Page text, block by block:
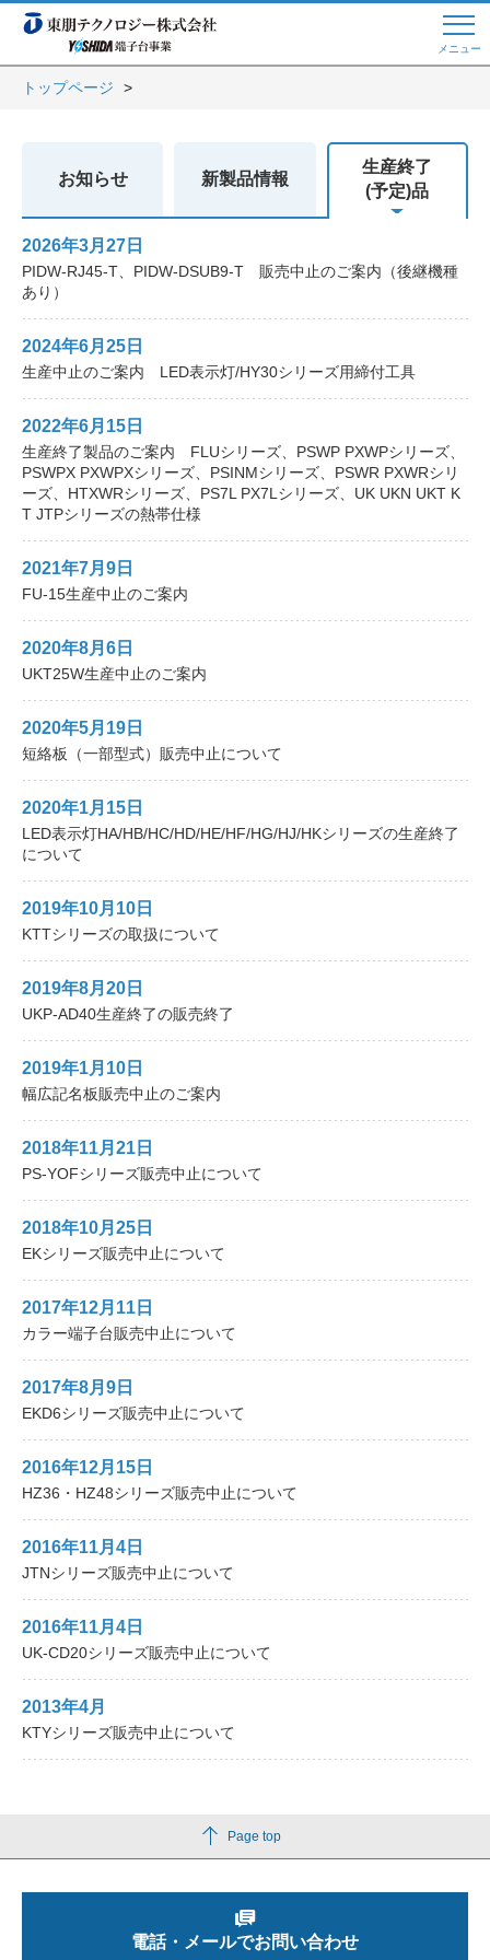
メニュー
よくある質問
会員登録
品質への取り組み
トップページ
お知らせ 新製品情報
生産終了
(予定)品
2026年3月27日
PIDW-RJ45-T、PIDW-DSUB9-T 販売中止のご案内（後継機種
あり）
2024年6月25日
生産中止のご案内 LED表示灯/HY30シリーズ用締付工具
2022年6月15日
生産終了製品のご案内 FLUシリーズ、PSWP PXWPシリーズ、
PSWPX PXWPXシリーズ、PSINMシリーズ、PSWR PXWRシリ
ーズ、HTXWRシリーズ、PS7L PX7Lシリーズ、UK UKN UKT K
T JTPシリーズの熱帯仕様
2021年7月9日
FU-15生産中止のご案内
2020年8月6日
UKT25W生産中止のご案内
2020年5月19日
短絡板（一部型式）販売中止について
2020年1月15日
LED表示灯HA/HB/HC/HD/HE/HF/HG/HJ/HKシリーズの生産終了
について
2019年10月10日
KTTシリーズの取扱について
2019年8月20日
UKP-AD40生産終了の販売終了
2019年1月10日
幅広記名板販売中止のご案内
2018年11月21日
PS-YOFシリーズ販売中止について
2018年10月25日
EKシリーズ販売中止について
2017年12月11日
カラー端子台販売中止について
2017年8月9日
EKD6シリーズ販売中止について
2016年12月15日
HZ36・HZ48シリーズ販売中止について
2016年11月4日
JTNシリーズ販売中止について
2016年11月4日
UK-CD20シリーズ販売中止について
2013年4月
KTYシリーズ販売中止について
Page top
電話・メールでお問い合わせ